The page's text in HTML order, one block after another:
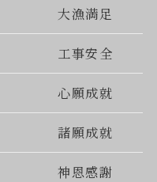
大漁満足
工事安全
心願成就
諸願成就
神恩感謝